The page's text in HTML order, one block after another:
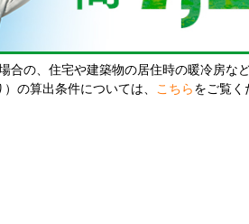
合の、住宅や建築物の居住時の暖冷房な
の算出条件については、 こちら をご覧く